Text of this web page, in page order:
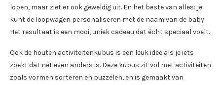
lopen, maar ziet er ook geweldig uit. En het beste van alles: je
kunt de loopwagen personaliseren met de naam van de baby.
Het resultaat is een mooi, uniek cadeau dat écht speciaal voelt.
Ook de houten activiteitenkubus is een leuk idee als je iets
zoekt dat nét even anders is. Deze kubus zit vol met activiteiten
zoals vormen sorteren en puzzelen, en is gemaakt van